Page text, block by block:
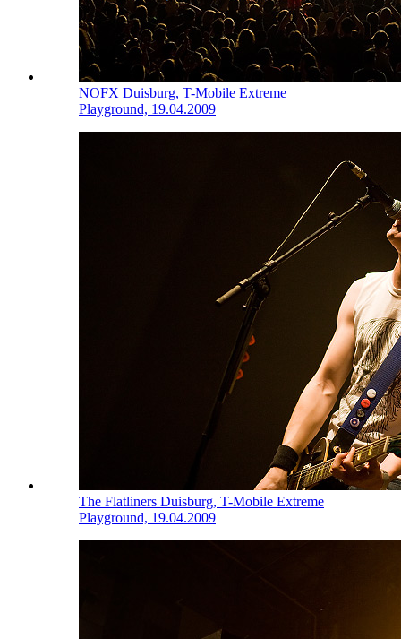
NOFX Duisburg, T-Mobile Extreme
Playground, 19.04.2009
The Flatliners Duisburg, T-Mobile Extreme
Playground, 19.04.2009